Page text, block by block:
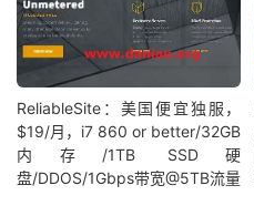
ReliableSite：美国便宜独服，
$19/月，i7 860 or better/32GB
内存/1TB SSD硬
盘/DDOS/1Gbps带宽@5TB流量